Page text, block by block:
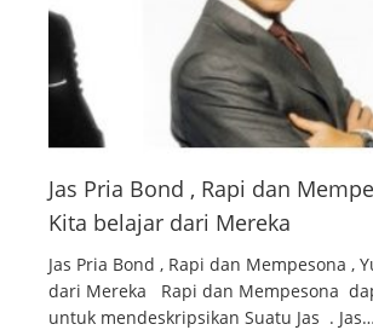
Jas Pria Bond , Rapi dan
Kita belajar dari Mereka
Jas Pria Bond , Rapi dan Mempesona ,
dari Mereka Rapi dan Mempesona
untuk mendeskripsikan Suatu Jas . Jas…